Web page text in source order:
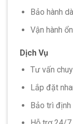
Bảo hành
Vận hành
Dịch Vụ
Tư vấn
Lắp đặt
Bảo trì định